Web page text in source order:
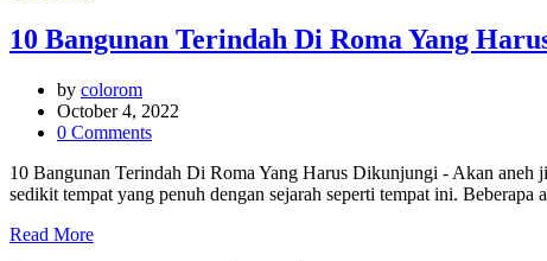
10 Bangunan Terindah Di Roma Yang
by colorom
October 4, 2022
0 Comments
10 Bangunan Terindah Di Roma Yang Harus Dikunjungi - Akan aneh
sedikit tempat yang penuh dengan sejarah seperti tempat ini.
Read More